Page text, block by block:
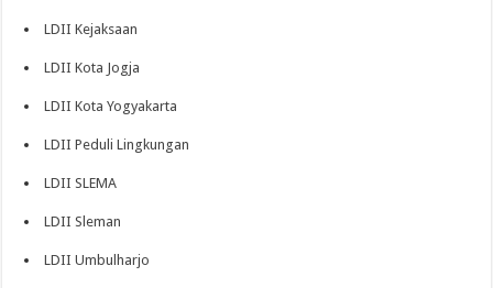
LDII Kejaksaan
LDII Kota Jogja
LDII Kota Yogyakarta
LDII Peduli Lingkungan
LDII SLEMA
LDII Sleman
LDII Umbulharjo